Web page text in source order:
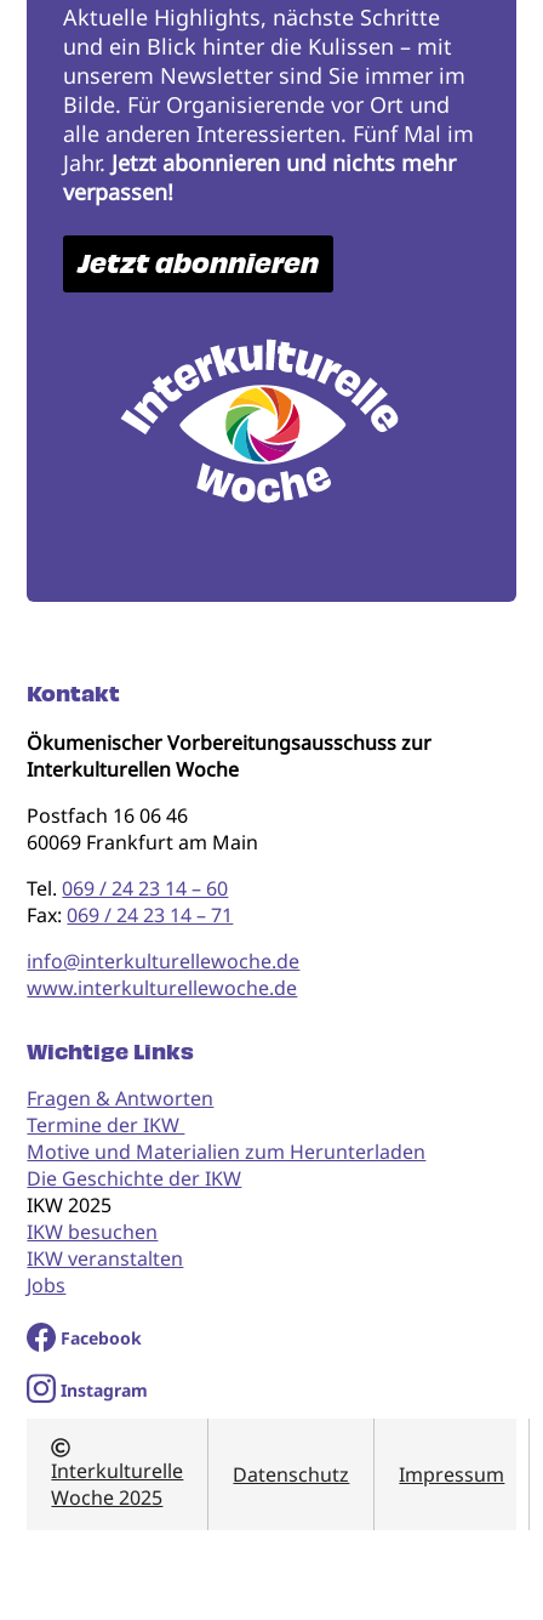
Aktuelle Highlights, nächste Schritte
und ein Blick hinter die Kulissen – mit
unserem Newsletter sind Sie immer im
Bilde. Für Organisierende vor Ort und
alle anderen Interessierten. Fünf Mal im
Jahr. Jetzt abonnieren und nichts mehr
verpassen!
Jetzt abonnieren
Kontakt
Ökumenischer Vorbereitungsausschuss zur
Interkulturellen Woche
Postfach 16 06 46
60069 Frankfurt am Main
Tel.069 / 24 23 14 – 60
Fax:069 / 24 23 14 – 71
info@interkulturellewoche.de
www.interkulturellewoche.de
Wichtige Links
Fragen & Antworten
Termine der IKW
Motive und Materialien zum Herunterladen
Die Geschichte der IKW
IKW 2025
IKW besuchen
IKW veranstalten
Jobs
Facebook
Instagram
Interkulturelle
Woche 2025
Datenschutz Impressum